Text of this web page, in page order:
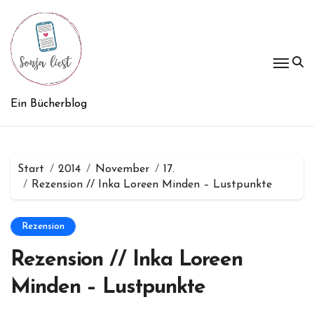
Inhalt
springen
Ein Bücherblog
Start 2014 November
17.
Rezension // Inka Loreen Minden – Lustpunkte
Rezension
Rezension // Inka Loreen
Minden – Lustpunkte